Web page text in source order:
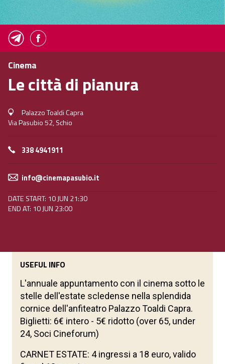
Cinema
Le città di pianura
Palazzo Toaldi Capra
Via Pasubio 52, Schio
338 4941911
info@cinemapasubio.it
DATE START: 10 JUN 21:30
END AT: 10 JUN 23:00
USEFUL INFO
L'annuale appuntamento con il cinema sotto le
stelle dell'estate scledense nella splendida
cornice dell'anfiteatro Palazzo Toaldi Capra.
Biglietti: 6€ intero - 5€ ridotto (over 65, under
24, Soci Cineforum)
CARNET ESTATE: 4 ingressi a 18 euro, valido